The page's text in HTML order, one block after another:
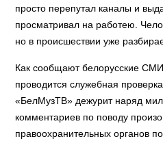
просто перепутал каналы и
просматривал на работею.
но в происшествии уже
Как сообщают белорусские
проводится служебная
«БелМузТВ» дежурит наряд
комментариев по поводу
правоохранительных органов